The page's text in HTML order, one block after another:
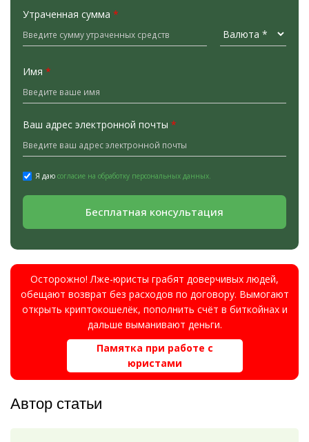
Утраченная сумма *
Имя *
Ваш адрес электронной почты *
Я даю согласие на обработку персональных данных.
Бесплатная консультация
Осторожно! Лже-юристы грабят доверчивых людей,
обещают возврат без расходов по договору. Вымогают
открыть криптокошелёк, пополнить счёт в биткойнах и
дальше выманивают деньги.
Памятка при работе с
юристами
Автор статьи